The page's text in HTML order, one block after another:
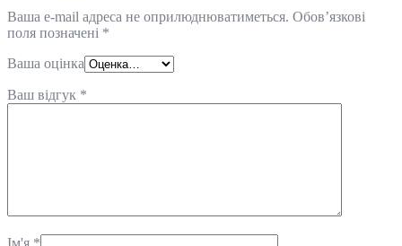
Ваша e-mail адреса не оприлюднюватиметься. Обов’язкові
поля позначені *
Ваша оцінка
Ваш відгук *
Ім'я *